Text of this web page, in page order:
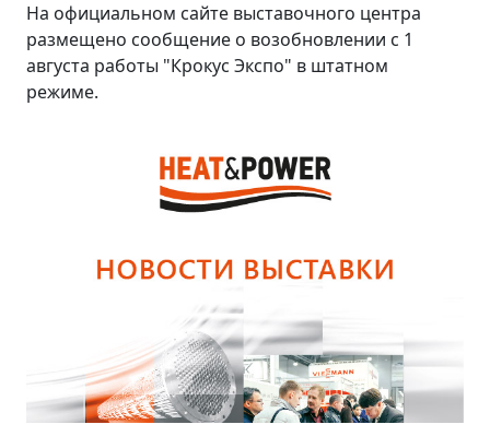
На официальном сайте выставочного центра
размещено сообщение о возобновлении с 1
августа работы "Крокус Экспо" в штатном
режиме.